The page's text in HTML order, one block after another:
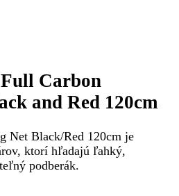
Carbon
and Red 120cm
Net Black/Red 120cm je
ktorí hľadajú ľahký,
podberák.